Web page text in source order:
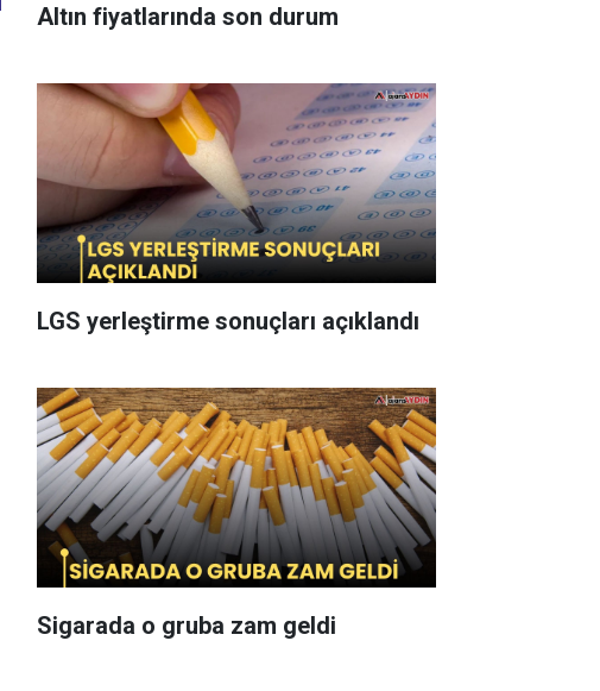
Altın fiyatlarında son durum
LGS yerleştirme sonuçları açıklandı
Sigarada o gruba zam geldi